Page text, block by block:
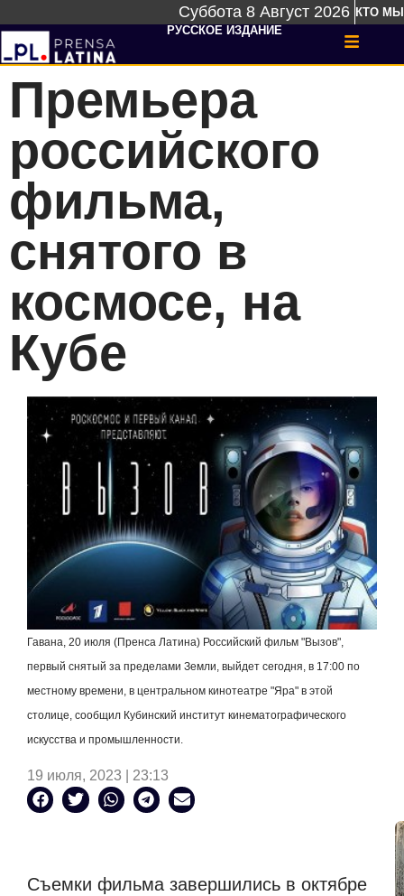
Суббота 8 Август 2026 КТО МЫ
РУССКОЕ ИЗДАНИЕ
Премьера
российского
фильма,
снятого в
космосе, на
Кубе
Гавана, 20 июля (Пренса Латина) Российский фильм "Вызов",
первый снятый за пределами Земли, выйдет сегодня, в 17:00 по
местному времени, в центральном кинотеатре "Яра" в этой
столице, сообщил Кубинский институт кинематографического
искусства и промышленности.
19 июля, 2023 | 23:13
Съемки фильма завершились в октябре